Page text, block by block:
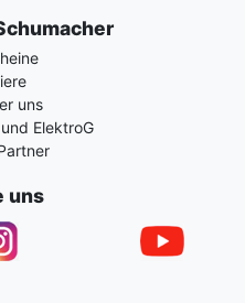
uns
ElektroG
uns